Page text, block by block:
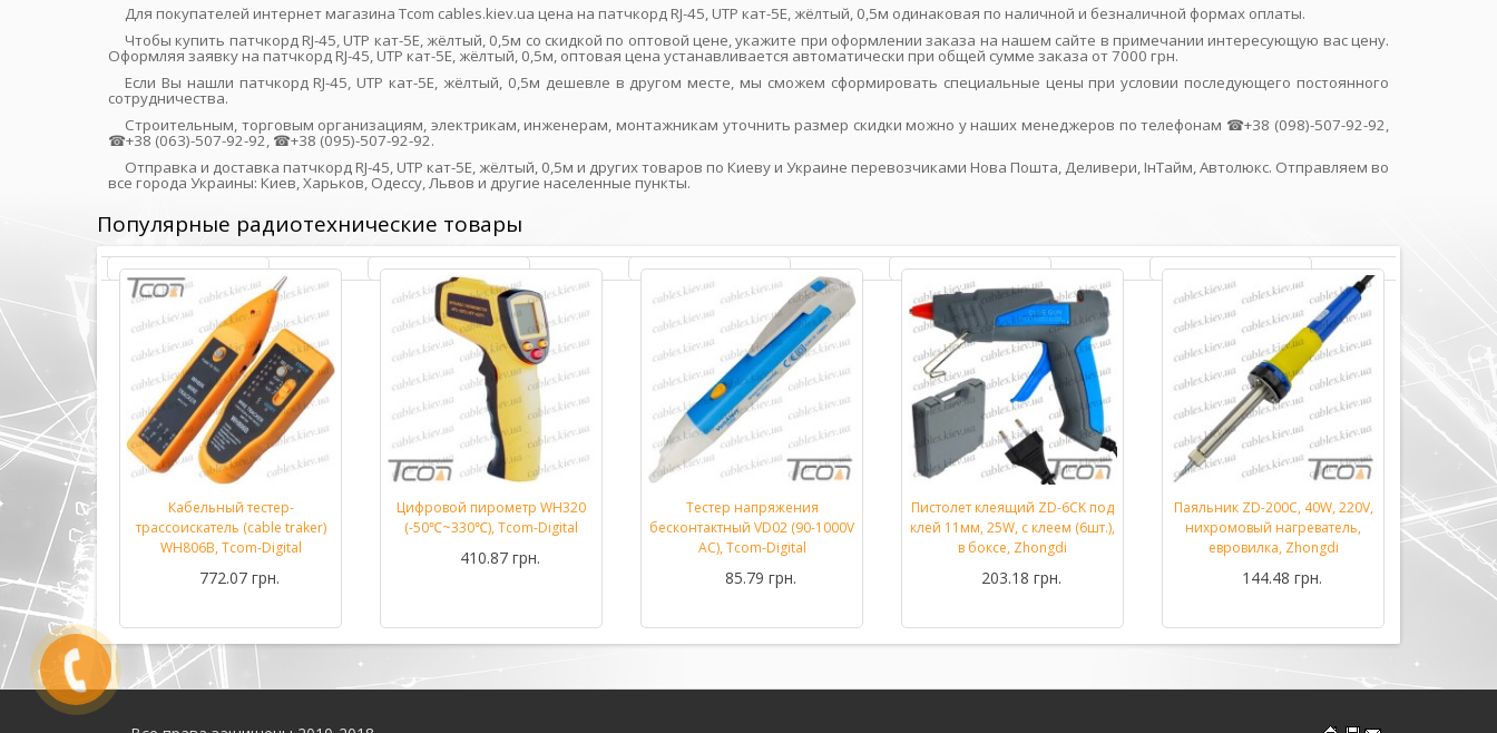
Для покупателей интернет магазина Tcom cables.kiev.ua цена на патчкорд RJ-45, UTP кат-5E, жёлтый, 0,5м одинаковая по наличной и безналичной формах оплаты.
Чтобы купить патчкорд RJ-45, UTP кат-5E, жёлтый, 0,5м со скидкой по оптовой цене, укажите при оформлении заказа на нашем сайте в примечании интересующую вас цену.
Оформляя заявку на патчкорд RJ-45, UTP кат-5E, жёлтый, 0,5м, оптовая цена устанавливается автоматически при общей сумме заказа от 7000 грн.
Если Вы нашли патчкорд RJ-45, UTP кат-5E, жёлтый, 0,5м дешевле в другом месте, мы сможем сформировать специальные цены при условии последующего постоянного
сотрудничества.
Строительным, торговым организациям, электрикам, инженерам, монтажникам уточнить размер скидки можно у наших менеджеров по телефонам ☎+38 (098)-507-92-92,
☎+38 (063)-507-92-92, ☎+38 (095)-507-92-92.
Отправка и доставка патчкорд RJ-45, UTP кат-5E, жёлтый, 0,5м и других товаров по Киеву и Украине перевозчиками Нова Пошта, Деливери, ІнТайм, Автолюкс. Отправляем во
все города Украины: Киев, Харьков, Одессу, Львов и другие населенные пункты.
Популярные радиотехнические товары
DT33B
Digital
Подробнее...
Кабельный тестер-
трассоискатель (cable traker)
WH806B, Tcom-Digital
772.07 грн.
Подробнее...
Цифровой пирометр WH320
(-50℃~330℃), Tcom-Digital
410.87 грн.
Подробнее...
Тестер напряжения
бесконтактный VD02 (90-1000V
AC), Tcom-Digital
85.79 грн.
Подробнее...
Пистолет клеящий ZD-6CK под
клей 11мм, 25W, с клеем (6шт.),
в боксе, Zhongdi
203.18 грн.
Подробнее...
Паяльник ZD-200C, 40W, 220V,
нихромовый нагреватель,
евровилка, Zhongdi
144.48 грн.
Подробнее...70W